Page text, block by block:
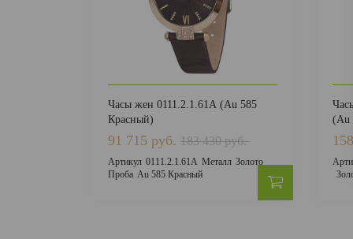
Часы жен 0111.2.1.61А (Au 585
Красный)
91 715 руб. 183 430 руб.
Артикул 0111.2.1.61А Металл Золото
Проба Au 585 Красный
(Au